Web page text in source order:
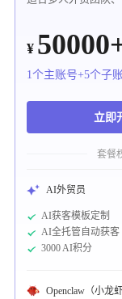
¥
1个主账号+5个子
立即
套餐
AI外贸员
AI获客模板定制
AI全托管自动获客
3000 AI积分
Openclaw（小龙